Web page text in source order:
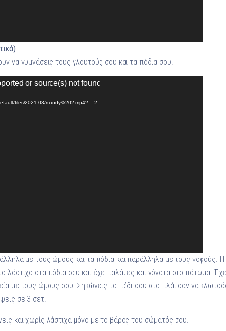
να γυμνάσεις τους γλουτούς σου και τα πόδια σου.
or source(s) not found
files/2021-03/mandy%202.mp4?_=2
με τους ώμους και τα πόδια και παράλληλα με τους γοφούς.
λάστιχο στα πόδια σου και έχε παλάμες και γόνατα στο πάτωμα.
με τους ώμους σου. Σηκώνεις το πόδι σου στο πλάι σαν να
σε 3 σετ.
και χωρίς λάστιχα μόνο με το βάρος του σώματός σου.